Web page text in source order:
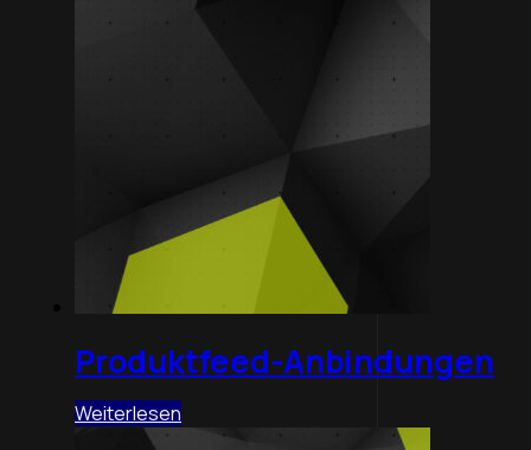
Produktfeed-Anbindungen
Weiterlesen